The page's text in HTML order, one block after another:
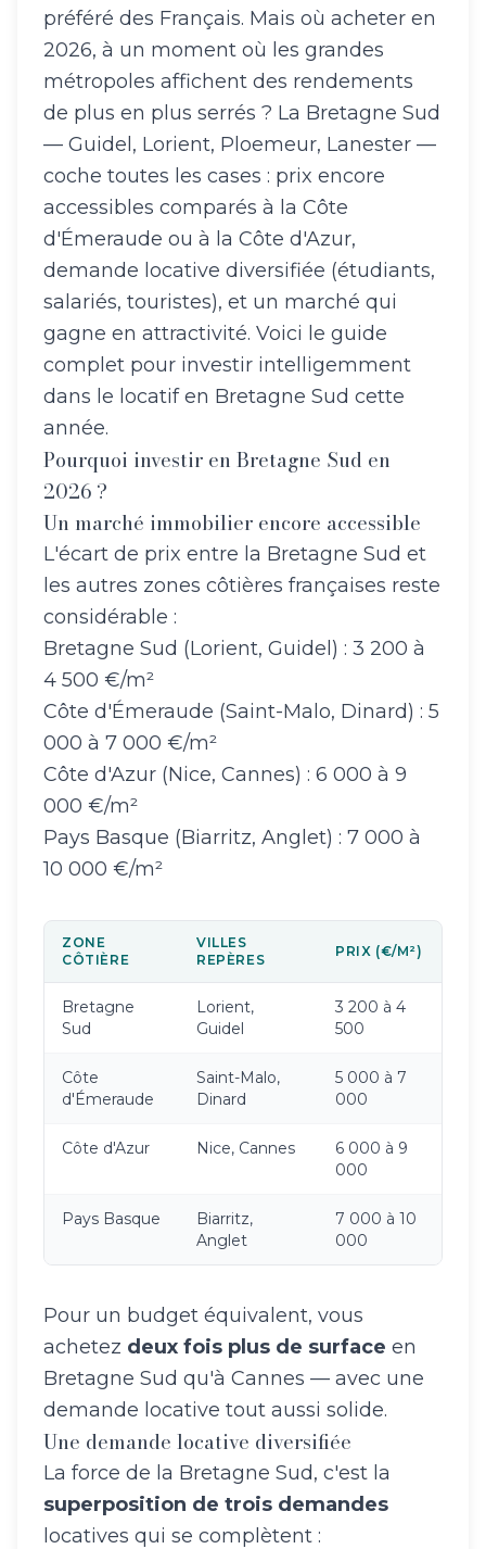
préféré des Français. Mais où acheter en
2026, à un moment où les grandes
métropoles affichent des rendements
de plus en plus serrés ? La Bretagne Sud
— Guidel, Lorient, Ploemeur, Lanester —
coche toutes les cases : prix encore
accessibles comparés à la Côte
d'Émeraude ou à la Côte d'Azur,
demande locative diversifiée (étudiants,
salariés, touristes), et un marché qui
gagne en attractivité. Voici le guide
complet pour investir intelligemment
dans le locatif en Bretagne Sud cette
année.
Pourquoi investir en Bretagne Sud en
2026 ?
Un marché immobilier encore accessible
L'écart de prix entre la Bretagne Sud et
les autres zones côtières françaises reste
considérable :
Bretagne Sud (Lorient, Guidel) : 3 200 à
4 500 €/m²
Côte d'Émeraude (Saint-Malo, Dinard) : 5
000 à 7 000 €/m²
Côte d'Azur (Nice, Cannes) : 6 000 à 9
000 €/m²
Pays Basque (Biarritz, Anglet) : 7 000 à
10 000 €/m²
ZONE
CÔTIÈRE
VILLES
REPÈRES
PRIX (€/M²)
Bretagne
Sud
Lorient,
Guidel
3 200 à 4
500
Côte
d'Émeraude
Saint-Malo,
Dinard
5 000 à 7
000
Côte d'Azur Nice, Cannes
6 000 à 9
000
Pays Basque
Biarritz,
Anglet
7 000 à 10
000
Pour un budget équivalent, vous
achetez deux fois plus de surface en
Bretagne Sud qu'à Cannes — avec une
demande locative tout aussi solide.
Une demande locative diversifiée
La force de la Bretagne Sud, c'est la
superposition de trois demandes
locatives qui se complètent :